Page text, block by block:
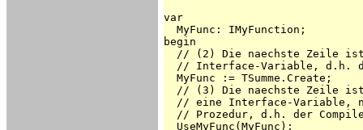
var
  MyFunc: IMyFunction;
begin
// (2) Die naechste Zeile
// Interface-Variable, d.h.
  MyFunc := TSumme.Create;
// (3) Die naechste Zeile
// eine Interface-Variable,
// Prozedur, d.h. der
  UseMyFunc(MyFunc);